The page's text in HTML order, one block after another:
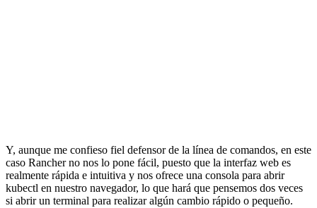
Y, aunque me confieso fiel defensor de la línea de comandos, en este
caso Rancher no nos lo pone fácil, puesto que la interfaz web es
realmente rápida e intuitiva y nos ofrece una consola para abrir
kubectl en nuestro navegador, lo que hará que pensemos dos veces
si abrir un terminal para realizar algún cambio rápido o pequeño.